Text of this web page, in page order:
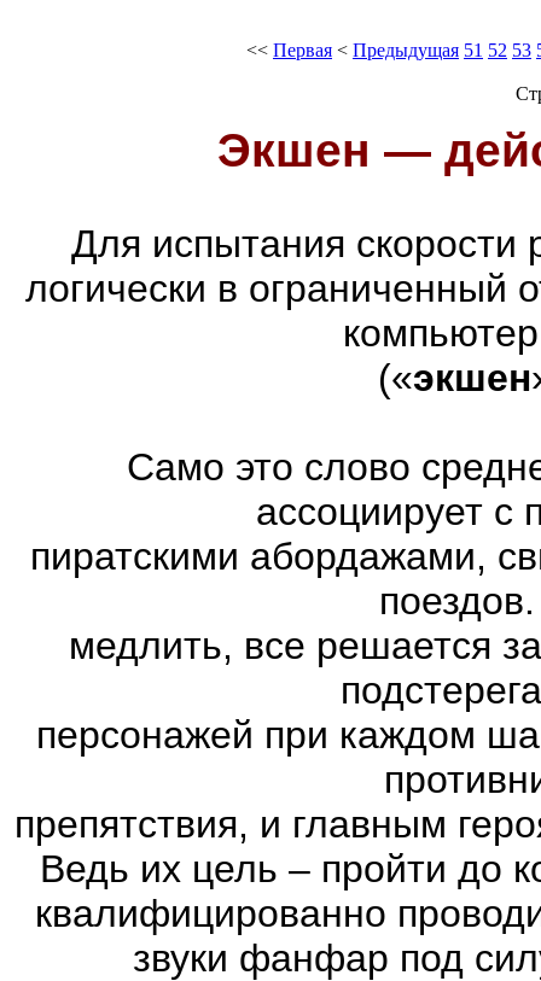
<< Первая < Предыдущая 51 52 53
Экшен —
Для испытания скорости
логически в ограниченный
(«экшен
Само это слово
ассоциирует с
пиратскими абордажами,
медлить, все решается
персонажей при каждом
препятствия, и главным
Ведь их цель – пройти до
квалифицированно
звуки фанфар под